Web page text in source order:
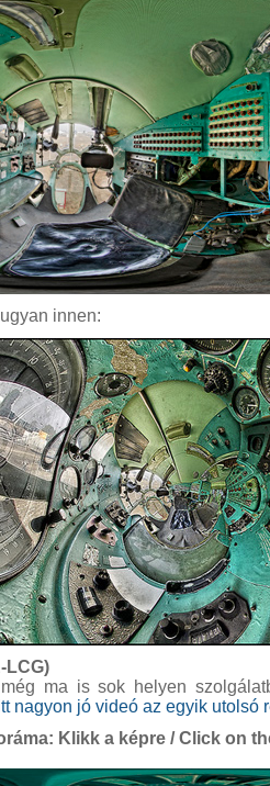
innen:
LCG)
ma is sok helyen
nagyon jó videó az egyik utolsó
Klikk a képre / Click on